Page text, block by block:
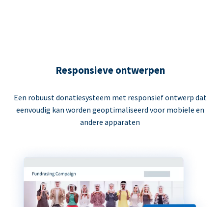
Responsieve ontwerpen
Een robuust donatiesysteem met responsief ontwerp dat
eenvoudig kan worden geoptimaliseerd voor mobiele en
andere apparaten